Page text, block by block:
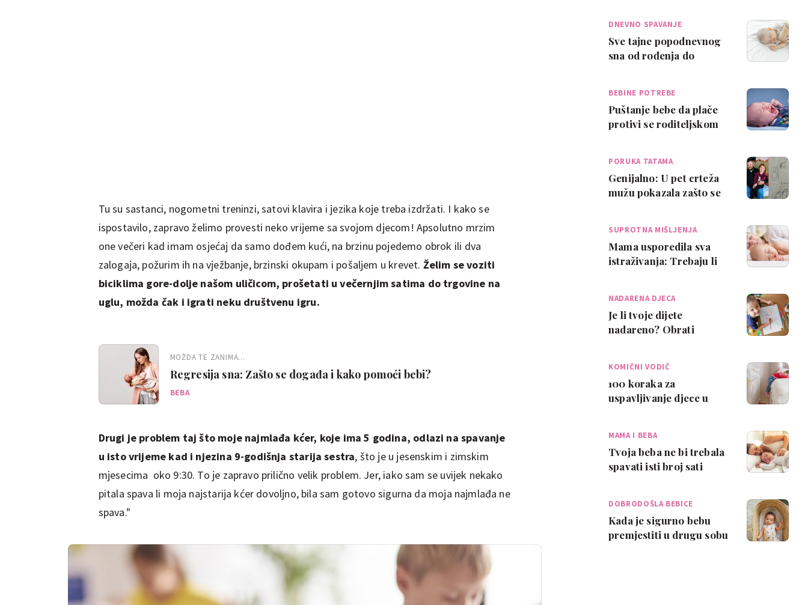
Tu su sastanci, nogometni treninzi, satovi klavira i jezika koje treba izdržati. I kako se
ispostavilo, zapravo želimo provesti neko vrijeme sa svojom djecom! Apsolutno mrzim
one večeri kad imam osjećaj da samo dođem kući, na brzinu pojedemo obrok ili dva
zalogaja, požurim ih na vježbanje, brzinski okupam i pošaljem u krevet. Želim se voziti
biciklima gore-dolje našom uličicom, prošetati u večernjim satima do trgovine na
uglu, možda čak i igrati neku društvenu igru.
MOŽDA TE ZANIMA...
Regresija sna: Zašto se događa i kako pomoći bebi?
BEBA
Drugi je problem taj što moje najmlađa kćer, koje ima 5 godina, odlazi na spavanje
u isto vrijeme kad i njezina 9-godišnja starija sestra, što je u jesenskim i zimskim
mjesecima oko 9:30. To je zapravo prilično velik problem. Jer, iako sam se uvijek nekako
pitala spava li moja najstarija kćer dovoljno, bila sam gotovo sigurna da moja najmlađa ne
spava."
DNEVNO SPAVANJE
Sve tajne popodnevnog
sna od rođenja do
BEBINE POTREBE
Puštanje bebe da plače
protivi se roditeljskom
PORUKA TATAMA
Genijalno: U pet crteža
mužu pokazala zašto se
SUPROTNA MIŠLJENJA
Mama usporedila sva
istraživanja: Trebaju li
NADARENA DJECA
Je li tvoje dijete
nadareno? Obrati
KOMIČNI VODIČ
100 koraka za
uspavljivanje djece u
MAMA I BEBA
Tvoja beba ne bi trebala
spavati isti broj sati
DOBRODOŠLA BEBICE
Kada je sigurno bebu
premjestiti u drugu sobu